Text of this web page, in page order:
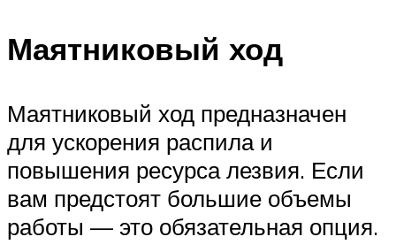
Маятниковый ход
Маятниковый ход предназначен
для ускорения распила и
повышения ресурса лезвия. Если
вам предстоят большие объемы
работы — это обязательная опция.